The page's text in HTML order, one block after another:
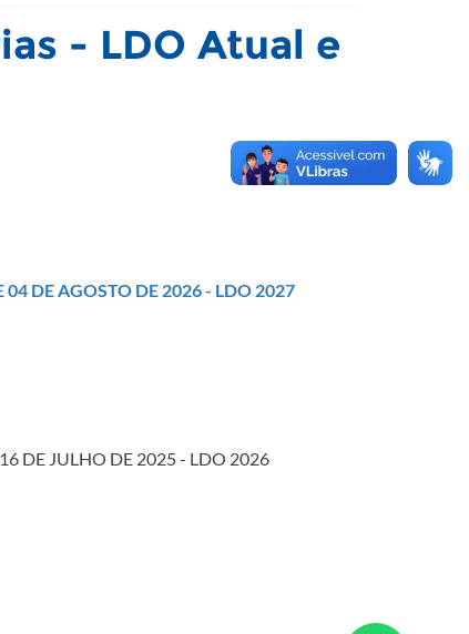
- LDO Atual e
04 DE AGOSTO DE 2026 - LDO 2027
DE JULHO DE 2025 - LDO 2026​​​​​​​​​​​​​​​​